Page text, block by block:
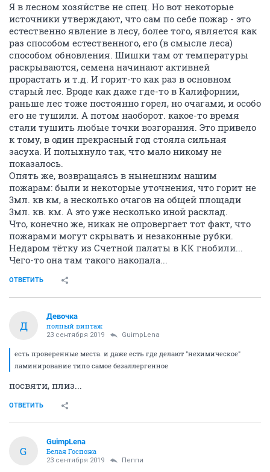
Я в лесном хозяйстве не спец. Но вот некоторые
источники утверждают, что сам по себе пожар - это
естественно явление в лесу, более того, является как
раз способом естественного, его (в смысле леса)
способом обновления. Шишки там от температуры
раскрываются, семена начинают активней
прорастать и т.д. И горит-то как раз в основном
старый лес. Вроде как даже где-то в Калифорнии,
раньше лес тоже постоянно горел, но очагами, и особо
его не тушили. А потом наоборот. какое-то время
стали тушить любые точки возгорания. Это привело
к тому, в один прекрасный год стояла сильная
засуха. И полыхнуло так, что мало никому не
показалось.
Опять же, возвращаясь в нынешним нашим
пожарам: были и некоторые уточнения, что горит не
3мл. кв км, а несколько очагов на общей площади
3мл. кв. км. А это уже несколько иной расклад.
Что, конечно же, никак не опровергает тот факт, что
пожарами могут скрывать и незаконные рубки.
Недаром тётку из Счетной палаты в КК гнобили...
Чего-то она там такого накопала...
ОТВЕТИТЬ
Д
Девочка
полный винтаж
23 сентября 2019 GuimpLena
есть проверенные места. и даже есть где делают "нехимическое"
ламинирование типо самое безаллергенное
посвяти, плиз...
ОТВЕТИТЬ
G
GuimpLena
Белая Госпожа
23 сентября 2019 Пeппи